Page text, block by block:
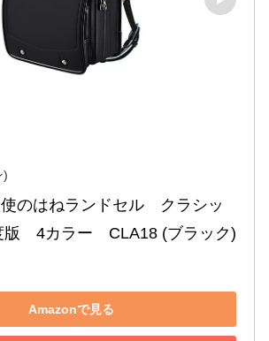
)
のはねランドセル　クラシッ
版　4カラー　CLA18 (ブラック)
Amazonで見る